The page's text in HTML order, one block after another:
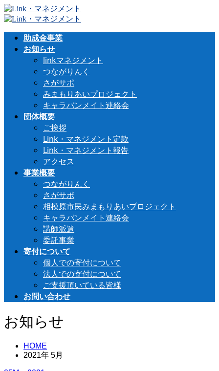
助成金事業
お知らせ
linkマネジメント
つながりんく
さがサポ
みまもりあいプロジェクト
キャラバンメイト連絡会
団体概要
ご挨拶
Link・マネジメント定款
Link・マネジメント報告
アクセス
事業概要
つながりんく
さがサポ
相模原市民みまもりあいプロジェクト
キャラバンメイト連絡会
講師派遣
委託事業
寄付について
個人での寄付について
法人での寄付について
ご支援頂いている皆様
お問い合わせ
お知らせ
HOME
2021年 5月